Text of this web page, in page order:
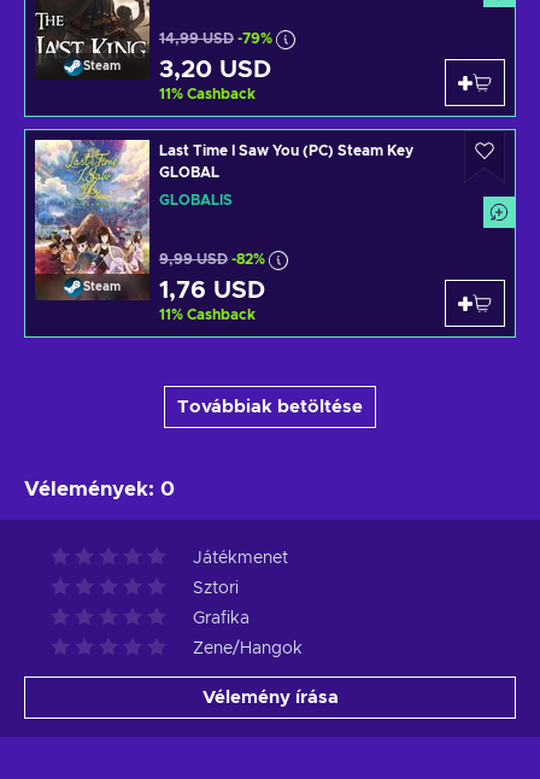
Steam
14,99 USD -79%
3,20 USD
11% Cashback
Steam
Last Time I Saw You (PC) Steam Key
GLOBAL
GLOBÁLIS
9,99 USD -82%
1,76 USD
11% Cashback
Továbbiak betöltése
Vélemények: 0
Játékmenet
Sztori
Grafika
Zene/Hangok
Vélemény írása